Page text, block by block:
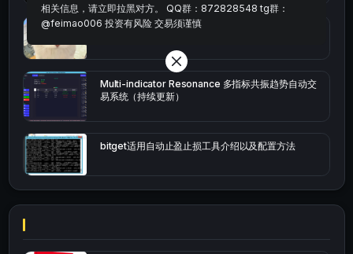
bybit安卓端
Multi-indicator Resonance 多指标共振趋势自动交
易系统（持续更新）
bitget适用自动止盈止损工具介绍以及配置方法
相关信息，请立即拉黑对方。 QQ群：872828548 tg群：
@feimao006 投资有风险 交易须谨慎